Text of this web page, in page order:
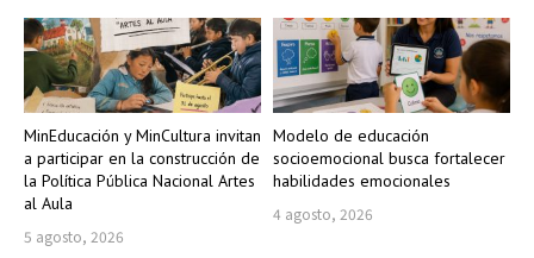
MinEducación y MinCultura invitan
a participar en la construcción de
la Política Pública Nacional Artes
al Aula
5 agosto, 2026
Modelo de educación
socioemocional busca fortalecer
habilidades emocionales
4 agosto, 2026